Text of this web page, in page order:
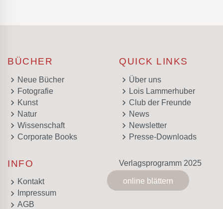
BÜCHER
keyboard_arrow_right Neue Bücher
keyboard_arrow_right Fotografie
keyboard_arrow_right Kunst
keyboard_arrow_right Natur
keyboard_arrow_right Wissenschaft
keyboard_arrow_right Corporate Books
QUICK LINKS
keyboard_arrow_right Über uns
keyboard_arrow_right Lois Lammerhuber
keyboard_arrow_right Club der Freunde
keyboard_arrow_right News
keyboard_arrow_right Newsletter
keyboard_arrow_right Presse-Downloads
INFO
keyboard_arrow_right Kontakt
keyboard_arrow_right Impressum
keyboard_arrow_right AGB
Verlagsprogramm 2025
online blättern